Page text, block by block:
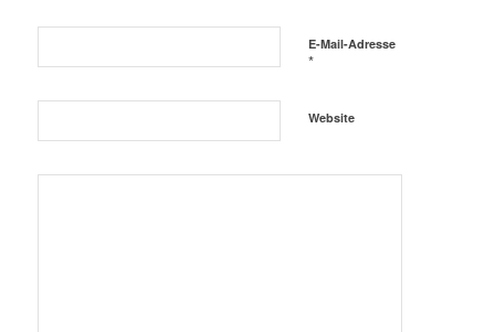
E-Mail-Adresse
*
Website